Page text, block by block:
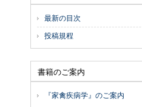
最新の目次
投稿規程
書籍のご案内
『家禽疾病学』のご案内